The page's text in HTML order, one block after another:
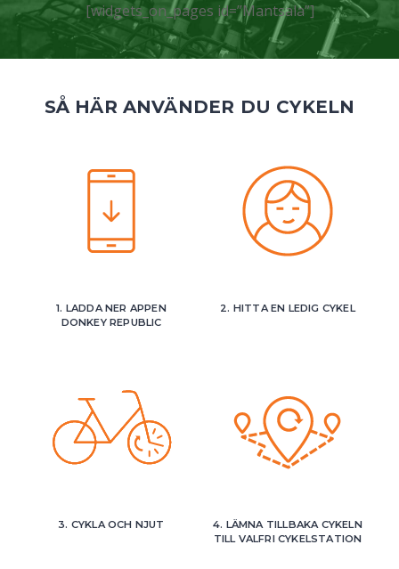
[widgets_on_pages id=”Mantsala”]
SÅ HÄR ANVÄNDER DU CYKELN
1. LADDA NER APPEN
DONKEY REPUBLIC
2. HITTA EN LEDIG CYKEL
3. CYKLA OCH NJUT
4. LÄMNA TILLBAKA CYKELN
TILL VALFRI CYKELSTATION